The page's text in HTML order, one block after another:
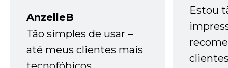
AnzelleB
Tão simples de usar –
até meus clientes mais
Estou